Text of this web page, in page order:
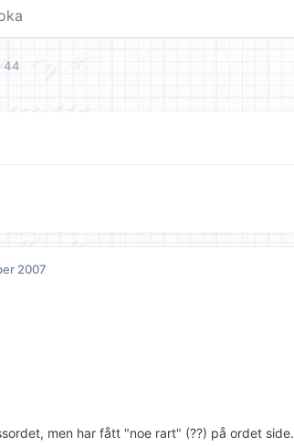
44
2007
men har fått "noe rart" (??) på ordet side.